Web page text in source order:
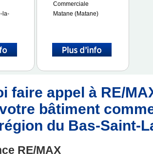
la-
Commerciale
Matane (Matane)
faire appel à RE/
bâtiment
du Bas-Saint-
RE/MAX